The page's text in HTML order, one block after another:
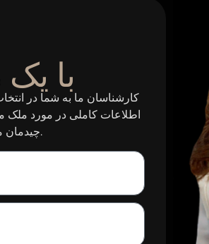
با
کارشناسان ما به شما در
اطلاعات کاملی در مورد ملک
چیدمان موجود دریافت خواهید کرد.